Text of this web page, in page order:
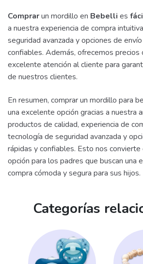
Comprarun mordillo en Bebelli es
a nuestra experiencia de compra
seguridad avanzada y opciones de
confiables. Además, ofrecemos precios
excelente atención al cliente para
de nuestros clientes.
En resumen, comprar un mordillo para
una excelente opción gracias a nuestra
productos de calidad, experiencia de
tecnología de seguridad avanzada y
rápidas y confiables. Esto nos
opción para los padres que buscan una
compra cómoda y segura para sus hijos.
Categorías